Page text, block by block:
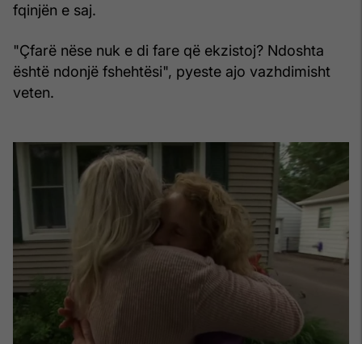
fqinjën e saj.
"Çfarë nëse nuk e di fare që ekzistoj? Ndoshta
është ndonjë fshehtësi", pyeste ajo vazhdimisht
veten.